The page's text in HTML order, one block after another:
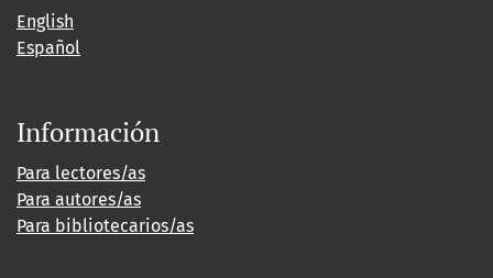
English
Español
Información
Para lectores/as
Para autores/as
Para bibliotecarios/as